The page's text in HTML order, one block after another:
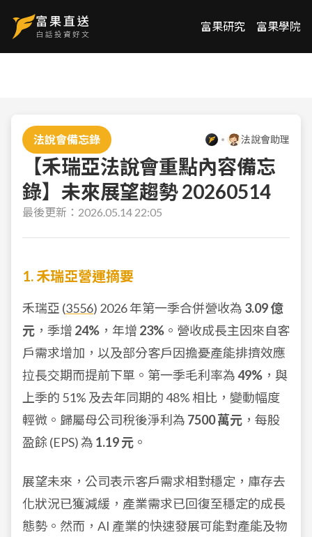
富果研究 富果學院
法說會備忘錄 法說會助理
【禾瑞亞法說會重點內容備忘
錄】未來展望趨勢 20260514
最後更新： 2026.05.14 22:05
1. 禾瑞亞營運摘要
禾瑞亞 (3556) 2026 年第一季合併營收為 3.09 億
元 ，季增 24% ，年增 23% 。營收成長主因來自客
戶需求增加，以及部分客戶因擔憂產能排擠效應
拉長交期而提前下單。第一季毛利率為49% ，與
上季的 51% 及去年同期的 48% 相比，變動幅度
輕微。歸屬母公司稅後淨利為 7500 萬元 ，每股
盈餘 (EPS) 為 1.19 元 。
展望未來，公司表示客戶需求相對穩定，庫存去
化狀況已獲減緩，產業需求已回復至穩定的成長
態勢。然而，AI 產業的快速發展可能對產能及物